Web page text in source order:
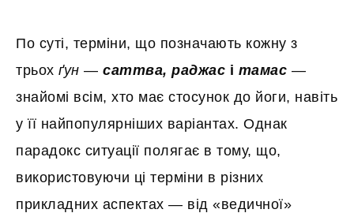
По суті, терміни, що позначають кожну з
трьох ґун — саттва, раджас і тамас —
знайомі всім, хто має стосунок до йоги, навіть
у її найпопулярніших варіантах. Однак
парадокс ситуації полягає в тому, що,
використовуючи ці терміни в різних
прикладних аспектах — від «ведичної»